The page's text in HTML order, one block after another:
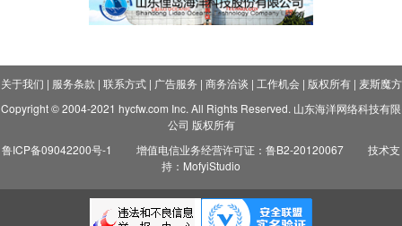
关于我们 | 服务条款 | 联系方式| 广告服务 | 商务洽谈 | 工作机会| 版权所有| 麦斯魔方
Copyright © 2004-2021 hycfw.com Inc. All Rights Reserved. 山东海洋网络科技有限
公司 版权所有
鲁ICP备09042200号-1
增值电信业务经营许可证：鲁B2-20120067
技术支
持：MofyiStudio